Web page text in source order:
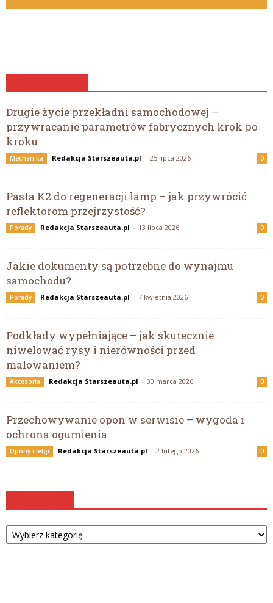
Drugie życie przekładni samochodowej –
przywracanie parametrów fabrycznych krok po
kroku
Mechanika Redakcja Starszeauta.pl - 25 lipca 2026 0
Pasta K2 do regeneracji lamp – jak przywrócić
reflektorom przejrzystość?
Porady Redakcja Starszeauta.pl - 13 lipca 2026 0
Jakie dokumenty są potrzebne do wynajmu
samochodu?
Porady Redakcja Starszeauta.pl - 7 kwietnia 2026 0
Podkłady wypełniające – jak skutecznie
niwelować rysy i nierówności przed
malowaniem?
Akcesoria Redakcja Starszeauta.pl - 30 marca 2026 0
Przechowywanie opon w serwisie – wygoda i
ochrona ogumienia
Opony i felgi Redakcja Starszeauta.pl - 2 lutego 2026 0
Kategorie